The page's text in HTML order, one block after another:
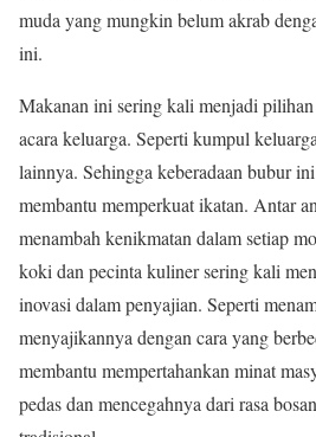
muda yang mungkin belum akrab
ini.
Makanan ini sering kali menjadi pilihan
acara keluarga. Seperti kumpul
lainnya. Sehingga keberadaan bubur
membantu memperkuat ikatan. Antar
menambah kenikmatan dalam setiap
koki dan pecinta kuliner sering kali
inovasi dalam penyajian. Seperti
menyajikannya dengan cara yang
membantu mempertahankan minat
pedas dan mencegahnya dari rasa